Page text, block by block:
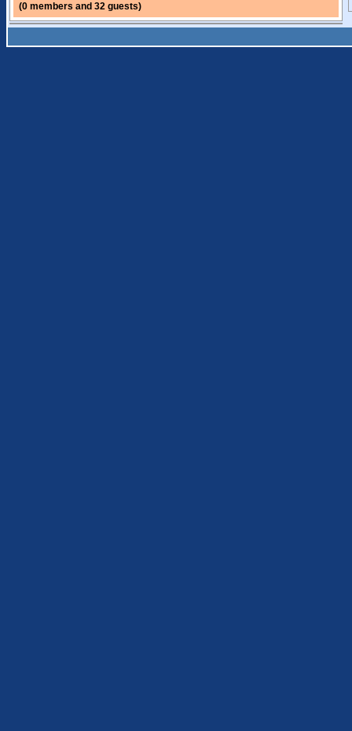
(0 members and 32 guests)